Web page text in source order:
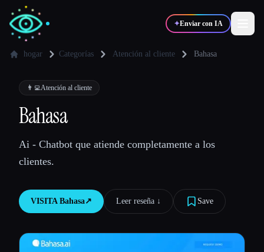
✦Enviar con IA
✍️Escritores
💻
🎓Estudiantes
hogar Categorías Atención al cliente Bahasa
👨‍💻Atención al cliente
Bahasa
Ai - Chatbot que atiende completamente a los
clientes.
VISITA Bahasa↗︎ Leer reseña ↓︎ Save